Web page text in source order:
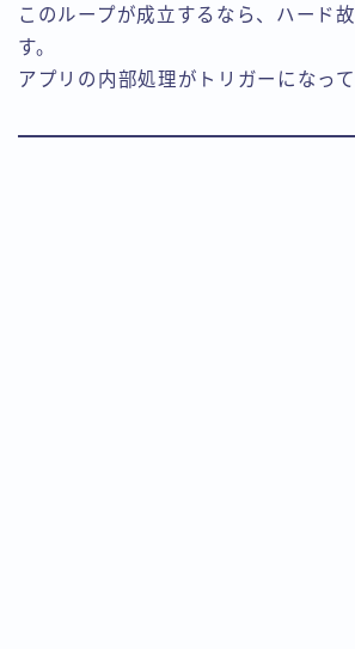
このループが成立するなら、ハード
す。
アプリの内部処理がトリガーになって